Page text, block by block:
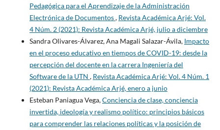
Pedagógica para el Aprendizaje de la Administración
Electrónica de Documentos, Revista Académica Arjé: Vol.
4 Núm. 2 (2021): Revista Académica Arjé, julio a diciembre
Sandra Olivares-Álvarez, Ana Magali Salazar-Ávila, Impacto
en el proceso educativo en tiempos de COVID-19: desde la
percepción del docente en la carrera Ingeniería del
Software de la UTN , Revista Académica Arjé: Vol. 4 Núm. 1
(2021): Revista Académica Arjé, enero a junio
Esteban Paniagua Vega,Conciencia de clase, conciencia
invertida, ideología y realismo político: principios básicos
para comprender las relaciones políticas y la posición de